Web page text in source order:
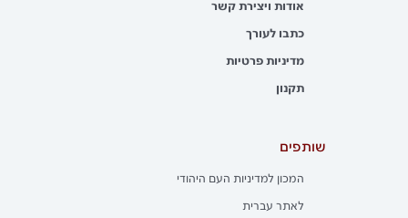
אודות ויצירת קשר
כתבו לעורך
מדיניות פרטיות
תקנון
שותפים
המכון למדיניות העם היהודי
לאתר עברית